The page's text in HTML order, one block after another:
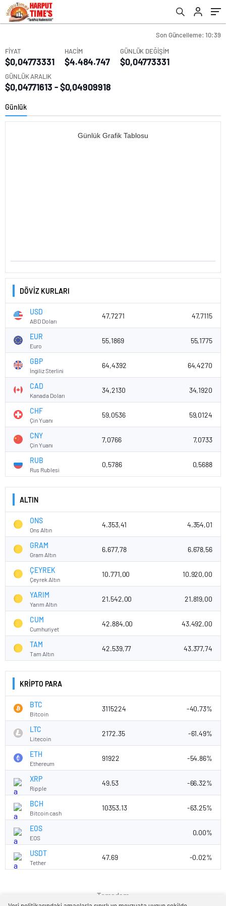
Son Güncelleme: 10:39
FİYAT
$0,04773331
HACİM
$4.484.747
GÜNLÜK DEĞİŞİM
$0,04773331
GÜNLÜK ARALIK
$0,04771613 - $0,04909918
Günlük
Günlük Grafik Tablosu
DÖVİZ KURLARI
USD
ABD Doları
47,7271 47,7115
EUR
Euro
55,1869 55,1775
GBP
İngiliz Sterlini
64,4392 64,4270
CAD
Kanada Doları
34,2130 34,1920
CHF
Çin Yuanı
59,0536 59,0124
CNY
Çin Yuanı
7,0766 7,0733
RUB
Rus Rublesi
0,5786 0,5688
ALTIN
ONS
Ons Altın
4.353,41 4.354,01
GRAM
Gram Altın
6.677,78 6.678,56
ÇEYREK
Çeyrek Altın
10.771,00 10.920,00
YARIM
Yarım Altın
21.542,00 21.819,00
CUM
Cumhuriyet
42.884,00 43.492,00
TAM
Tam Altın
42.539,77 43.377,74
KRİPTO PARA
BTC
Bitcoin
3115224 -40.73%
LTC
Litecoin
2172.35 -61.49%
ETH
Ethereum
91922 -54.86%
XRP
Ripple
49.53 -66.32%
BCH
Bitcoin cash
10353.13 -63.25%
EOS
EOS
0.00%
USDT
Tether
47.69 -0.02%
Temadam